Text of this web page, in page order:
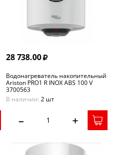
28 738.00
Водонагреватель накопительный
Ariston PRO1 R INOX ABS 100 V
3700563
В наличии: 2 шт
– +